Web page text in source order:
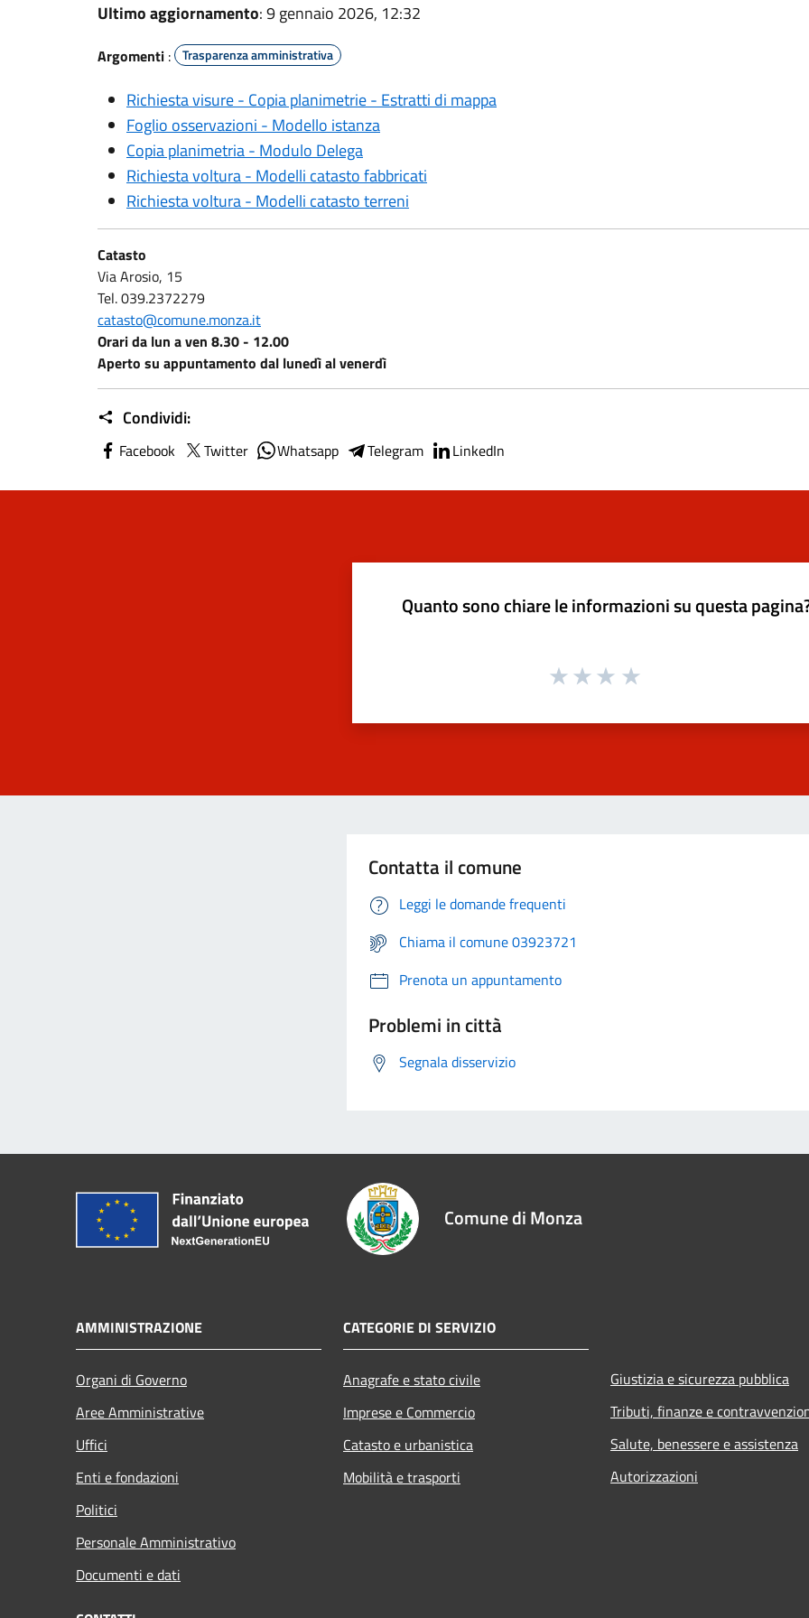
Ultimo aggiornamento: 9 gennaio 2026, 12:32
Argomenti : Trasparenza amministrativa
Richiesta visure - Copia planimetrie - Estratti di mappa
Foglio osservazioni - Modello istanza
Copia planimetria - Modulo Delega
Richiesta voltura - Modelli catasto fabbricati
Richiesta voltura - Modelli catasto terreni
Catasto
Via Arosio, 15
Tel. 039.2372279
catasto@comune.monza.it
Orari da lun a ven 8.30 - 12.00
Aperto su appuntamento dal lunedì al venerdì
Condividi:
Facebook Twitter Whatsapp Telegram LinkedIn
Quanto sono chiare le informazioni su questa
Contatta il comune
Leggi le domande frequenti
Chiama il comune 03923721
Prenota un appuntamento
Problemi in città
Segnala disservizio
Comune di Monza
AMMINISTRAZIONE
Organi di Governo
Aree Amministrative
Uffici
Enti e fondazioni
Politici
Personale Amministrativo
Documenti e dati
CATEGORIE DI SERVIZIO
Anagrafe e stato civile
Imprese e Commercio
Catasto e urbanistica
Mobilità e trasporti
Giustizia e sicurezza pubblica
Tributi, finanze e
Salute, benessere e assistenza
Autorizzazioni